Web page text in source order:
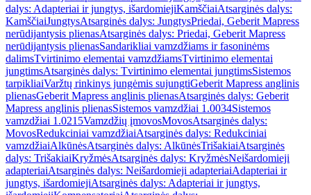
dalys: Adapteriai ir jungtys, išardomiejiKamščiaiAtsarginės dalys:
KamščiaiJungtysAtsarginės dalys: JungtysPriedai, Geberit Mapress
nerūdijantysis plienasAtsarginės dalys: Priedai, Geberit Mapress
nerūdijantysis plienasSandarikliai vamzdžiams ir fasoninėms
dalimsTvirtinimo elementai vamzdžiamsTvirtinimo elementai
jungtimsAtsarginės dalys: Tvirtinimo elementai jungtimsSistemos
tarpikliaiVaržtų rinkinys jungėmis sujungtiGeberit Mapress anglinis
plienasGeberit Mapress anglinis plienasAtsarginės dalys: Geberit
Mapress anglinis plienasSistemos vamzdžiai 1.0034Sistemos
vamzdžiai 1.0215Vamzdžių įmovosMovosAtsarginės dalys:
MovosRedukciniai vamzdžiaiAtsarginės dalys: Redukciniai
vamzdžiaiAlkūnėsAtsarginės dalys: AlkūnėsTrišakiaiAtsarginės
dalys: TrišakiaiKryžmėsAtsarginės dalys: KryžmėsNeišardomieji
adapteriaiAtsarginės dalys: Neišardomieji adapteriaiAdapteriai ir
jungtys, išardomiejiAtsarginės dalys: Adapteriai ir jungtys,